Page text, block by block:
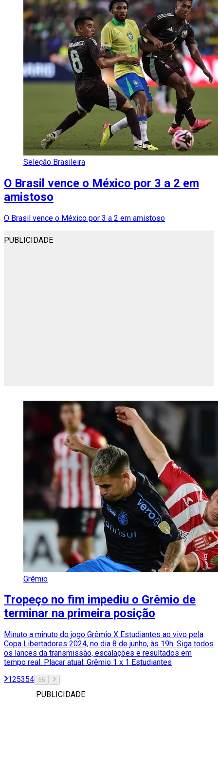
Seleção Brasileira
O Brasil vence o México por 3 a 2 em
amistoso
O Brasil vence o México por 3 a 2 em amistoso
PUBLICIDADE
Grêmio
Tropeço no fim impediu o Grêmio de
terminar na primeira posição
Minuto a minuto do jogo Grêmio X Estudiantes ao vivo pela
Copa Libertadores 2024, no dia 8 de junho, às 19h. Siga todos
os lances da transmissão, escalações e resultados em
tempo real. Placar atual: Grêmio 1 x 1 Estudiantes
125354 55
PUBLICIDADE